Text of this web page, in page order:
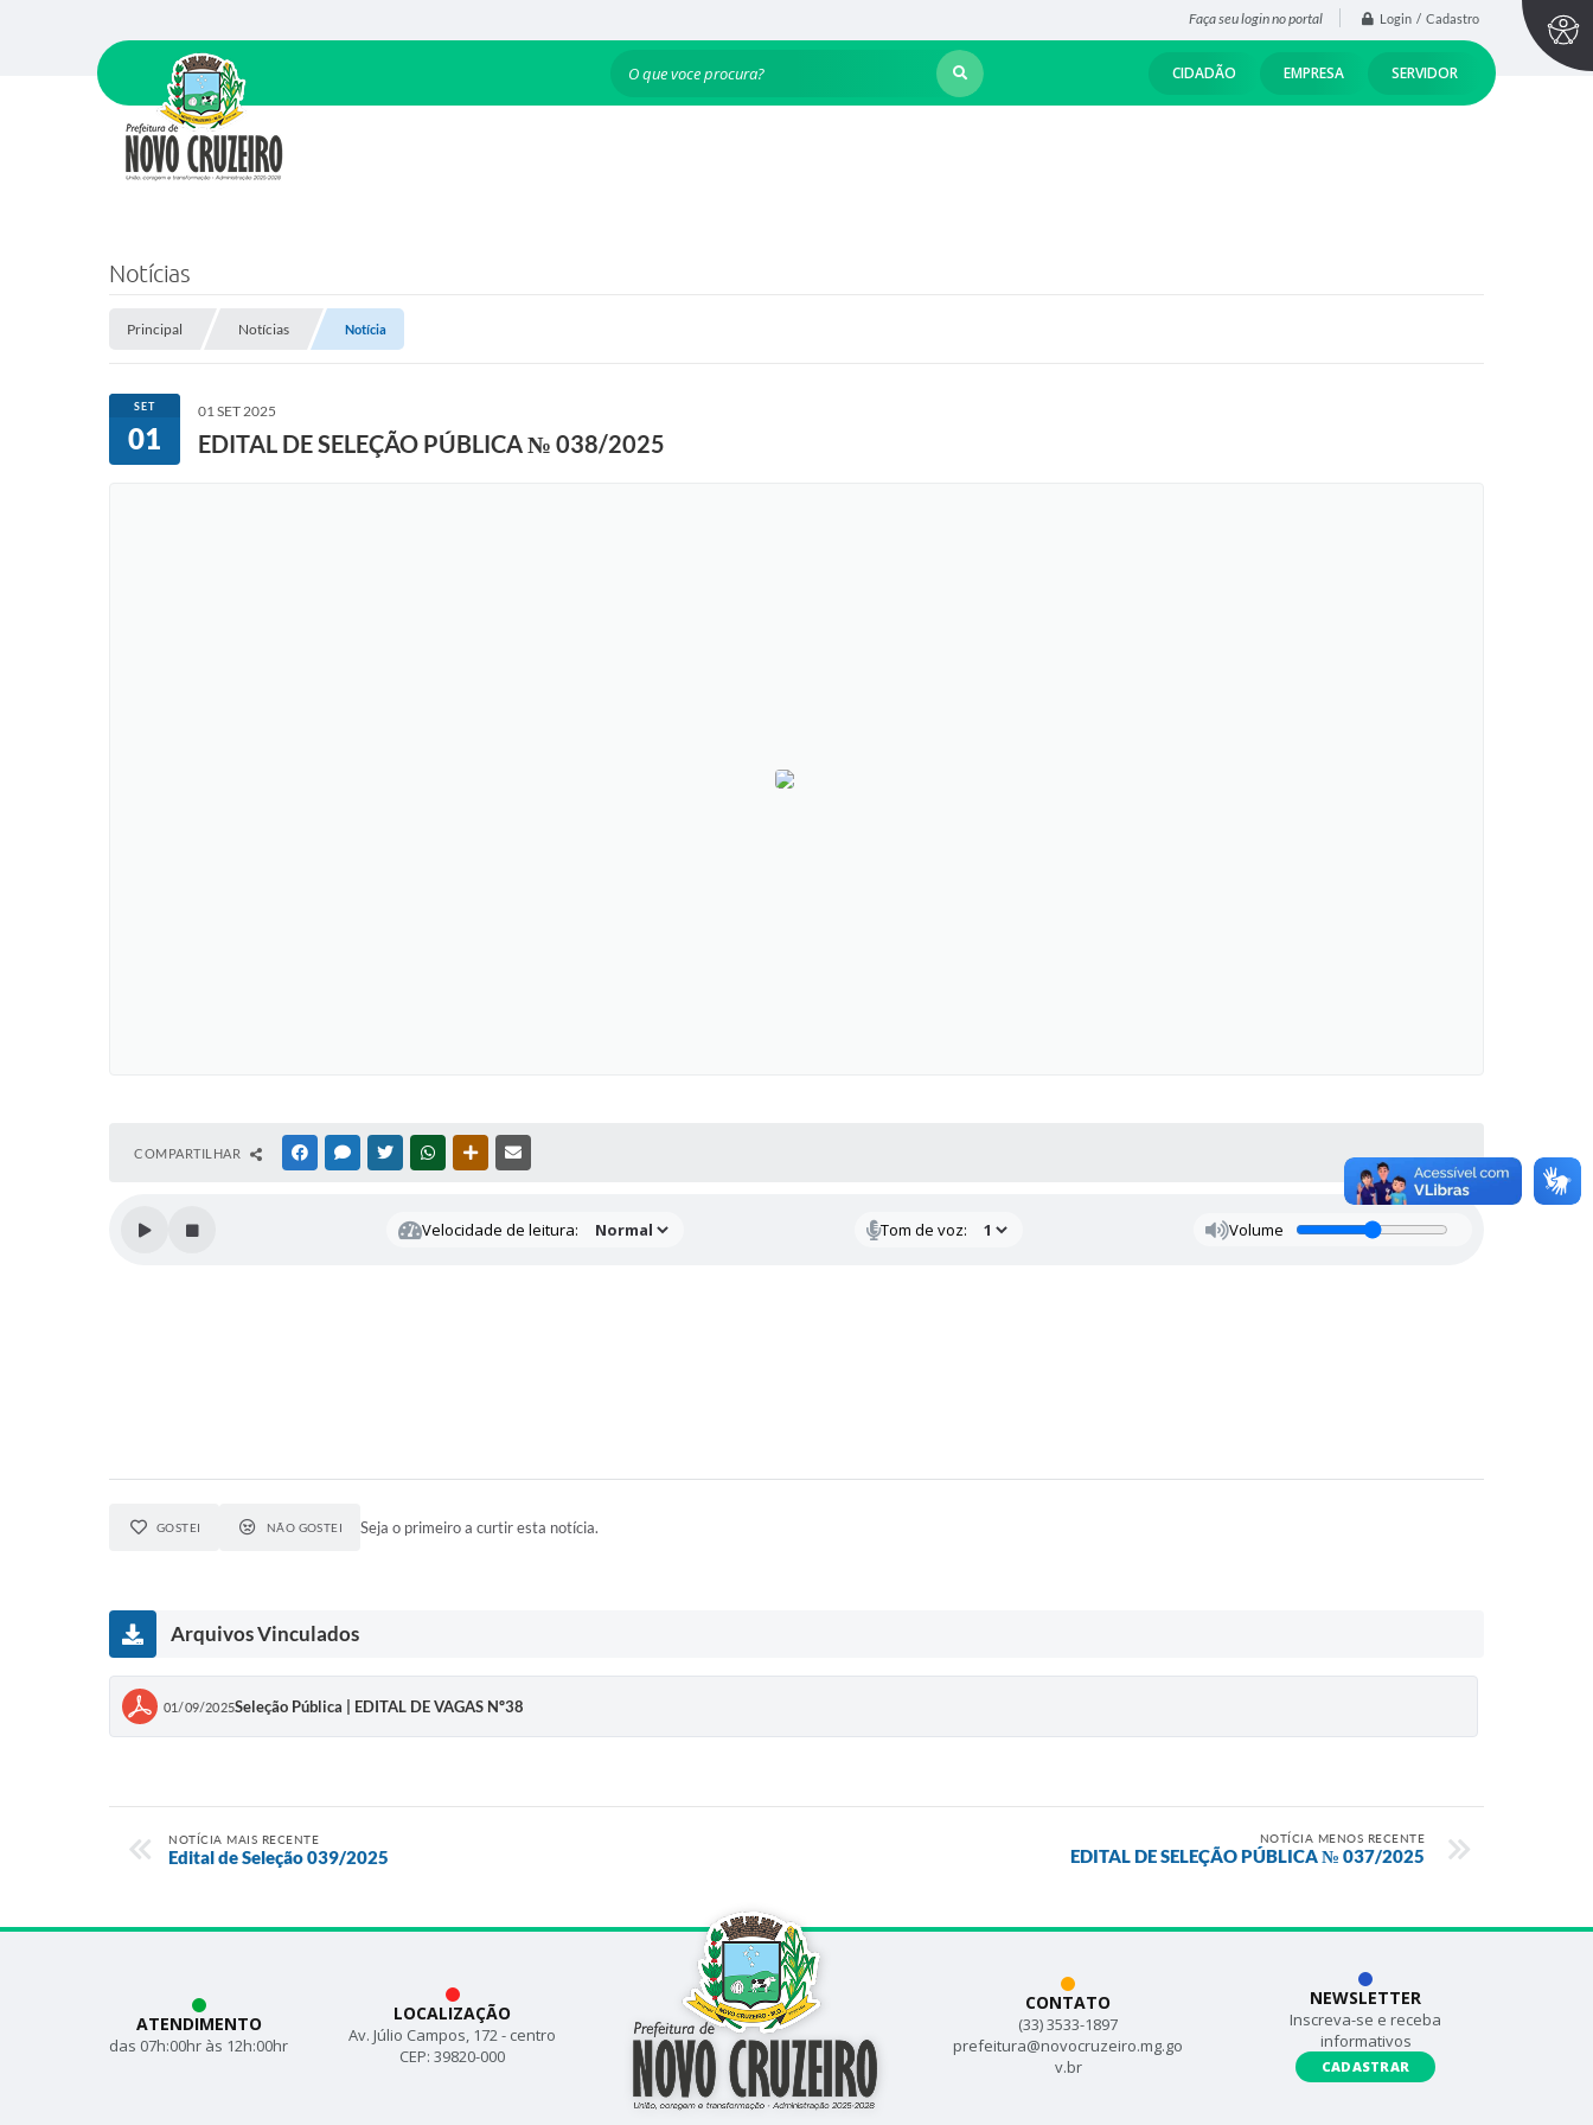
Faça seu login no portal Login / Cadastro
O que voce procura? CIDADÃO EMPRESA SERVIDOR
Notícias
Principal Notícias Notícia
SET
01
01 SET 2025
EDITAL DE SELEÇÃO PÚBLICA № 038/2025
COMPARTILHAR FACEBOOKMESSENGER
TWITTERWHATSAPPOUTRAS MÍDIAS
Velocidade de leitura: Tom de voz: Volume
GOSTEI NÃO GOSTEI Seja o primeiro a curtir esta notícia.
Arquivos Vinculados
01/09/2025Seleção Pública | EDITAL DE VAGAS Nº38
NOTÍCIA MAIS RECENTE
Edital de Seleção 039/2025
NOTÍCIA MENOS RECENTE
EDITAL DE SELEÇÃO PÚBLICA № 037/2025
LOCALIZAÇÃO
Av. Júlio Campos, 172 - centro
CEP: 39820-000
CONTATO
(33) 3533-1897
prefeitura@novocruzeiro.mg.go
v.br
ATENDIMENTO
das 07h:00hr às 12h:00hr
NEWSLETTER
Inscreva-se e receba
informativos
CADASTRAR